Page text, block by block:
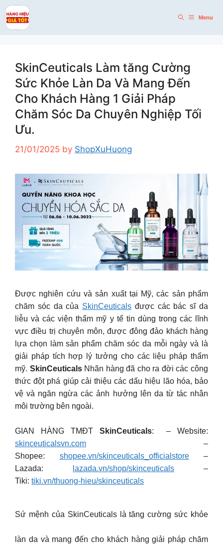
Skip
to
content
Menu
SkinCeuticals Làm tăng Cường
Sức Khỏe Làn Da Và Mang Đến
Cho Khách Hàng 1 Giải Pháp
Chăm Sóc Da Chuyên Nghiệp Tối
Ưu.
21/01/2025 by ShopXuHuong
Được nghiên cứu và sản xuất tại Mỹ, các sản phẩm
chăm sóc da của SkinCeuticals được các bác sĩ da
liễu và các viện thẩm mỹ y tế tin dùng trong các lĩnh
vực điều trị chuyên môn, được đông đảo khách hàng
lựa chọn làm sản phẩm chăm sóc da mỗi ngày và là
giải pháp tích hợp lý tưởng cho các liệu pháp thẩm
mỹ. SkinCeuticalsNhãn hàng đã cho ra đời các công
thức đột phá giúp cải thiệu các dấu hiệu lão hóa, bảo
vệ và ngăn ngừa các ảnh hưởng lên da từ tác nhân
môi trường bên ngoài.
GIAN HÀNG TMĐT SkinCeuticals: – Website:
skinceuticalsvn.com –
Shopee: shopee.vn/skinceuticals_officialstore–
Lazada:
lazada.vn/shop/skinceuticals –
Tiki: tiki.vn/thuong-hieu/skinceuticals
Sứ mệnh của SkinCeuticals là tăng cường sức khỏe
làn da và mang đến cho khách hàng giải pháp chăm